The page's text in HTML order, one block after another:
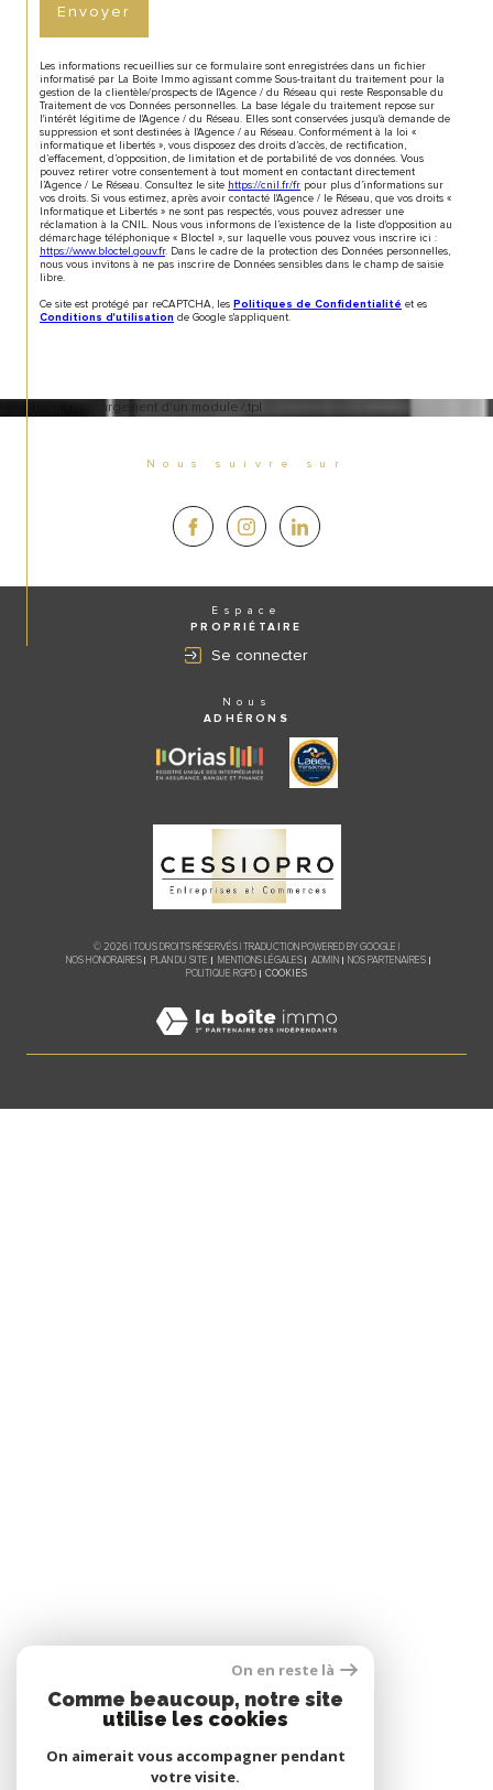
Envoyer
Les informations recueillies sur ce formulaire sont enregistrées dans un fichier
informatisé par La Boite Immo agissant comme Sous-traitant du traitement pour la
gestion de la clientèle/prospects de l'Agence / du Réseau qui reste Responsable du
Traitement de vos Données personnelles. La base légale du traitement repose sur
l'intérêt légitime de l'Agence / du Réseau. Elles sont conservées jusqu'à demande de
suppression et sont destinées à l'Agence / au Réseau. Conformément à la loi «
informatique et libertés », vous disposez des droits d’accès, de rectification,
d’effacement, d’opposition, de limitation et de portabilité de vos données. Vous
pouvez retirer votre consentement à tout moment en contactant directement
l’Agence / Le Réseau. Consultez le site https://cnil.fr/fr pour plus d’informations sur
vos droits. Si vous estimez, après avoir contacté l'Agence / le Réseau, que vos droits «
Informatique et Libertés » ne sont pas respectés, vous pouvez adresser une
réclamation à la CNIL. Nous vous informons de l’existence de la liste d'opposition au
démarchage téléphonique « Bloctel », sur laquelle vous pouvez vous inscrire ici :
https://www.bloctel.gouv.fr. Dans le cadre de la protection des Données personnelles,
nous vous invitons à ne pas inscrire de Données sensibles dans le champ de saisie
libre.
Ce site est protégé par reCAPTCHA, les Politiques de Confidentialité et es
Conditions d'utilisation de Google s'appliquent.
2 -> Erreur de chargement d'un module /.tpl
Nous suivre sur
Espace
PROPRIÉTAIRE
Se connecter
Nous
ADHÉRONS
© 2026 | TOUS DROITS RÉSERVÉS | TRADUCTION POWERED BY GOOGLE |
NOS HONORAIRES
PLAN DU SITE MENTIONS LÉGALES ADMIN
NOS PARTENAIRES
POLITIQUE RGPD
COOKIES
On en reste là
Comme beaucoup, notre site
utilise les cookies
On aimerait vous accompagner pendant
votre visite.